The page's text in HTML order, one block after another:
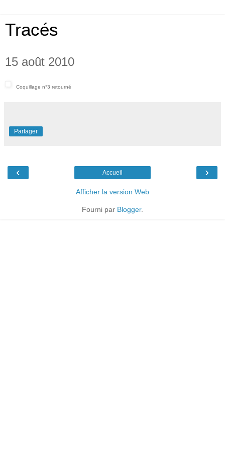
Tracés
15 août 2010
Coquillage n°3 retourné
Partager
‹ ›
Accueil
Afficher la version Web
Fourni par Blogger.